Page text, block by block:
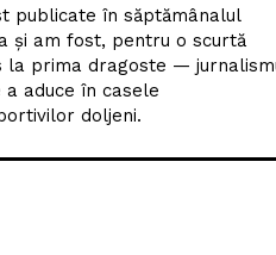
publicate în săptămânalul
și am fost, pentru o scurtă
la prima dragoste —
aduce în casele
doljeni.